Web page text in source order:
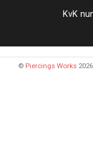
KvK
© Piercings Works 2026